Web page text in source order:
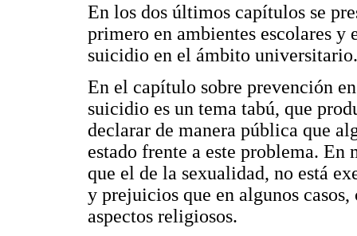
En los dos últimos capítulos se
primero en ambientes escolares
suicidio en el ámbito universitario.
En el capítulo sobre prevención
suicidio es un tema tabú, que
declarar de manera pública que
estado frente a este problema.
que el de la sexualidad, no está
y prejuicios que en algunos
aspectos religiosos.